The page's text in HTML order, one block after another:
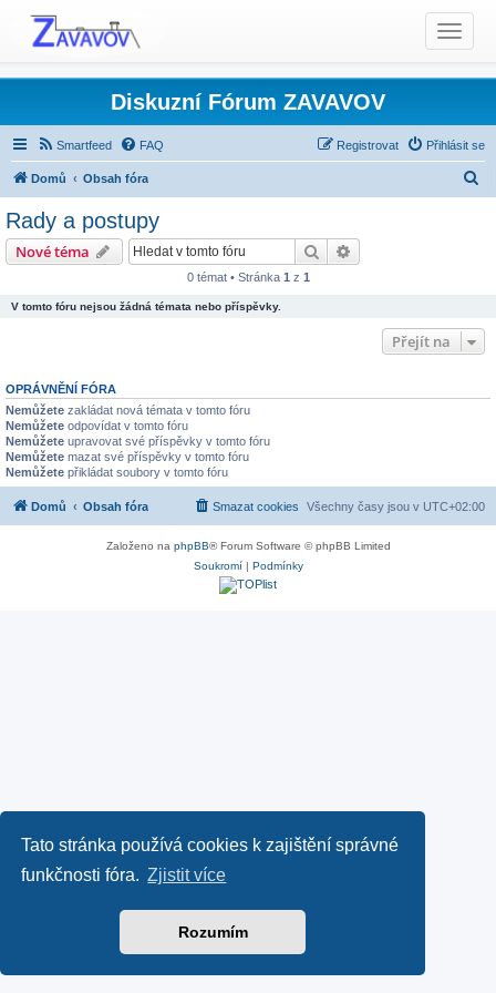
Tato stránka používá cookies k zajištění správné
funkčnosti fóra. Zjistit více
Rozumím
T
o
g
l
e
n
o
Diskuzní Fórum ZAVAVOV
Smartfeed FAQ Přihlásit se
Registrovat
Domů Obsah fóra
Produkty TCS - Rady, Otázky, Informace, Problémy...
Ostatní produkty TCS
Rady a postupy
Rady a postupy
Nové téma Hledat
0 témat • Stránka 1 z 1
V tomto fóru nejsou žádná témata nebo příspěvky.
Přejít na
OPRÁVNĚNÍ FÓRA
Nemůžete zakládat nová témata v tomto fóru
Nemůžete odpovídat v tomto fóru
Nemůžete upravovat své příspěvky v tomto fóru
Nemůžete mazat své příspěvky v tomto fóru
Nemůžete přikládat soubory v tomto fóru
Domů Obsah fóra Všechny časy jsou v UTC+02:00
Smazat cookies
Založeno na phpBB® Forum Software © phpBB Limited
Soukromí| Podmínky